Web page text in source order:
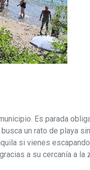
Es parada
un rato de playa
si vienes
a su cercanía a